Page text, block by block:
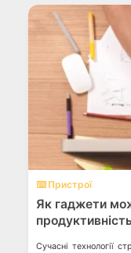
⌨️ Пристрої
Як гаджети
Сучасні технології